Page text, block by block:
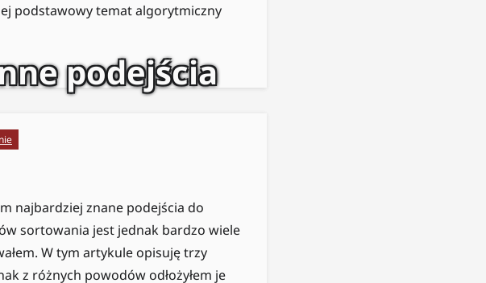
podstawowy temat algorytmiczny
podejścia
najbardziej znane podejścia do
sortowania jest jednak bardzo wiele
W tym artykule opisuję trzy
z różnych powodów odłożyłem je